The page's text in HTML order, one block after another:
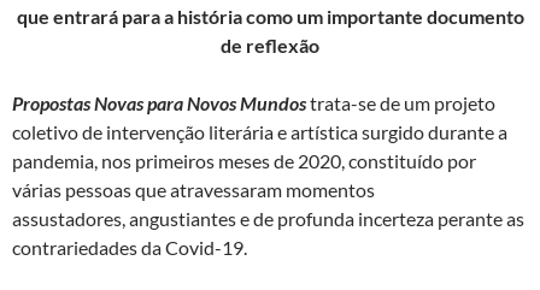
que entrará para a história como um importante documento
de reflexão
Propostas Novas para Novos Mundostrata-se de um projeto
coletivo de intervenção literária e artística surgido durante a
pandemia, nos primeiros meses de 2020, constituído por
várias pessoas que atravessaram momentos
assustadores, angustiantes e de profunda incerteza perante as
contrariedades da Covid-19.